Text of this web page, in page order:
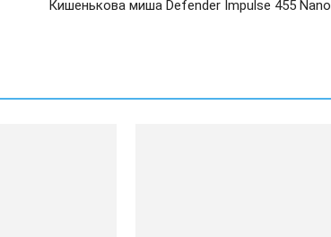
Кишенькова миша Defender Impulse 455 Nano